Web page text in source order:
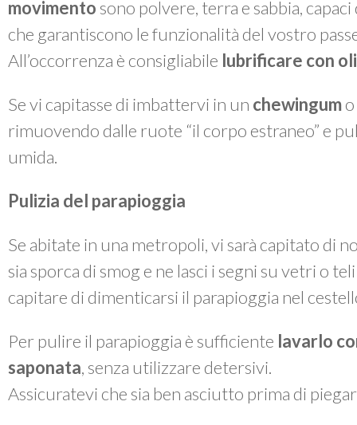
movimento sono polvere, terra e sabbia,
che garantiscono le funzionalità del vostro
All’occorrenza è consigliabile lubrificare con
Se vi capitasse di imbattervi in un chewingumo
rimuovendo dalle ruote “il corpo estraneo” e
umida.
Pulizia del parapioggia
Se abitate in una metropoli, vi sarà capitato di
sia sporca di smog e ne lasci i segni su vetri o
capitare di dimenticarsi il parapioggia nel
Per pulire il parapioggia è sufficiente lavarlo
saponata, senza utilizzare detersivi.
Assicuratevi che sia ben asciutto prima di